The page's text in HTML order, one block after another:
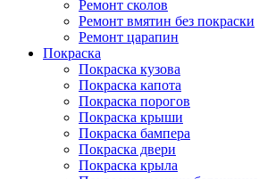
Ремонт сколов
Ремонт вмятин без покраски
Ремонт царапин
Покраска
Покраска кузова
Покраска капота
Покраска порогов
Покраска крыши
Покраска бампера
Покраска двери
Покраска крыла